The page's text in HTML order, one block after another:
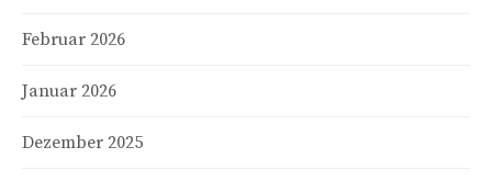
Februar 2026
Januar 2026
Dezember 2025